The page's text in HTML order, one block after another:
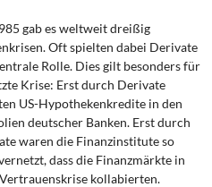
Daseinsvorsorge
gab es weltweit dreißig
Oft spielten dabei Derivate
Rolle. Dies gilt besonders für
Krise: Erst durch Derivate
US-Hypothekenkredite in den
deutscher Banken. Erst durch
waren die Finanzinstitute so
dass die Finanzmärkte in
kolla­bierten.